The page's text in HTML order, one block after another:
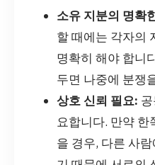
소유 지분의 명확
할 때에는 각자의
명확히 해야 합니
두면 나중에 분쟁
상호 신뢰 필요:
요합니다. 만약 한
을 경우, 다른 사